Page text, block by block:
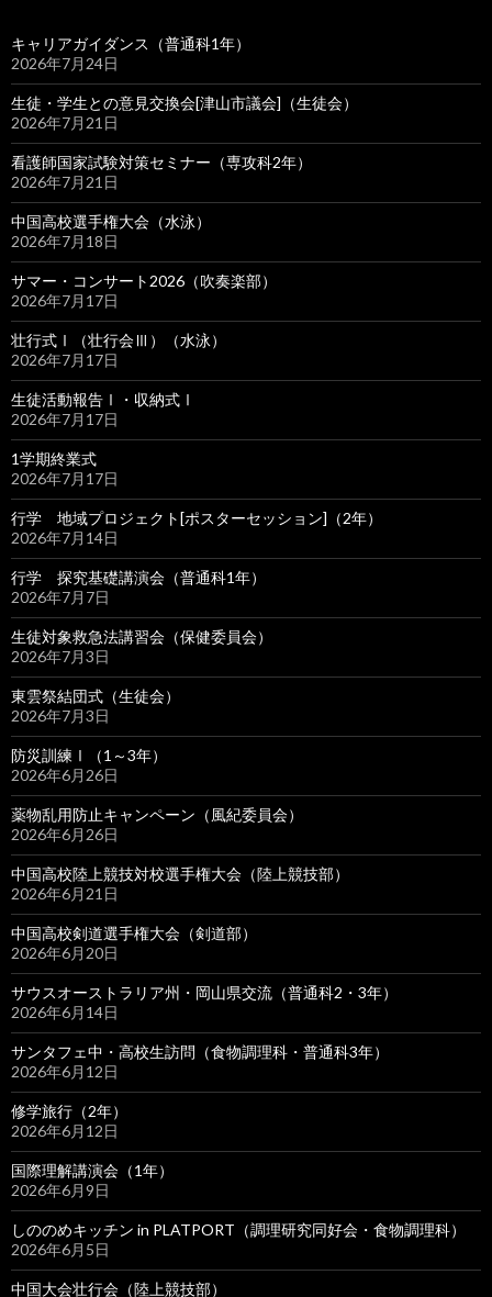
キャリアガイダンス（普通科1年）
2026年7月24日
生徒・学生との意見交換会[津山市議会]（生徒会）
2026年7月21日
看護師国家試験対策セミナー（専攻科2年）
2026年7月21日
中国高校選手権大会（水泳）
2026年7月18日
サマー・コンサート2026（吹奏楽部）
2026年7月17日
壮行式Ⅰ（壮行会Ⅲ）（水泳）
2026年7月17日
生徒活動報告Ⅰ・収納式Ⅰ
2026年7月17日
1学期終業式
2026年7月17日
行学 地域プロジェクト[ポスターセッション]（2年）
2026年7月14日
行学 探究基礎講演会（普通科1年）
2026年7月7日
生徒対象救急法講習会（保健委員会）
2026年7月3日
東雲祭結団式（生徒会）
2026年7月3日
防災訓練Ⅰ（1～3年）
2026年6月26日
薬物乱用防止キャンペーン（風紀委員会）
2026年6月26日
中国高校陸上競技対校選手権大会（陸上競技部）
2026年6月21日
中国高校剣道選手権大会（剣道部）
2026年6月20日
サウスオーストラリア州・岡山県交流（普通科2・3年）
2026年6月14日
サンタフェ中・高校生訪問（食物調理科・普通科3年）
2026年6月12日
修学旅行（2年）
2026年6月12日
国際理解講演会（1年）
2026年6月9日
しののめキッチン in PLATPORT（調理研究同好会・食物調理科）
2026年6月5日
中国大会壮行会（陸上競技部）